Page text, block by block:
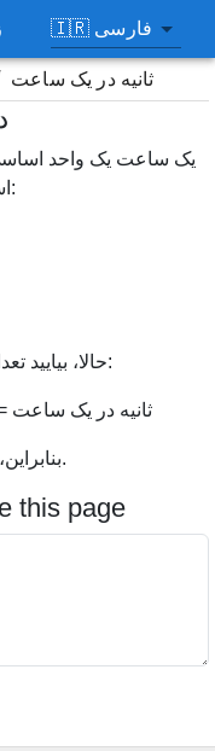
🇮🇷 فارسی
ثانیه در یک ساعت
یک ساعت یک واحد
است ضروری است. بیایید آن را تجزیه کنیم:
حالا، بیایید تعداد کل ثانیه‌های یک ساعت را محاسبه کنیم:
ثانیه در یک ساعت = 60 دقیقه × 60 ثانیه / دقیقه = 3600
در یک ساعت وجود دارد.
this page